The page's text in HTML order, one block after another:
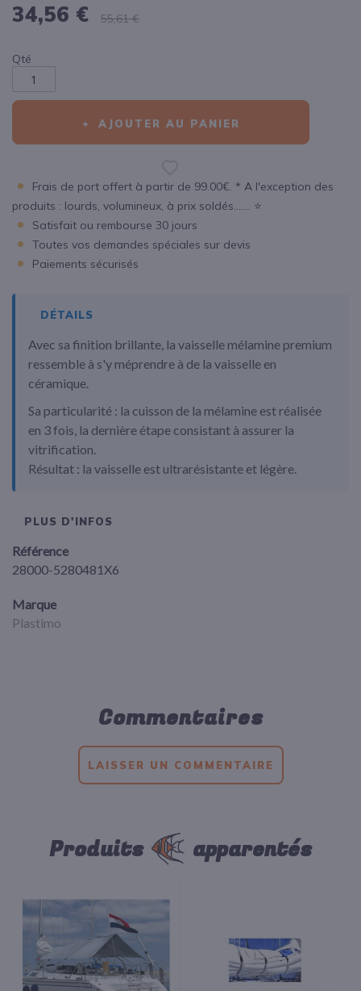
34,56 € 55,61 €
Qté
AJOUTER AU PANIER
Frais de port offert à partir de 99.00€. * A l'exception des
produits : lourds, volumineux, à prix soldés....... ⭐
Satisfait ou rembourse 30 jours
Toutes vos demandes spéciales sur devis
Paiements sécurisés
DÉTAILS
Avec sa finition brillante, la vaisselle mélamine premium
ressemble à s'y méprendre à de la vaisselle en
céramique.
Sa particularité : la cuisson de la mélamine est réalisée
en 3 fois, la dernière étape consistant à assurer la
vitrification.
Résultat : la vaisselle est ultrarésistante et légère.
PLUS D'INFOS
Référence
28000-5280481X6
Marque
Plastimo
Commentaires
LAISSER UN COMMENTAIRE
Produits apparentés